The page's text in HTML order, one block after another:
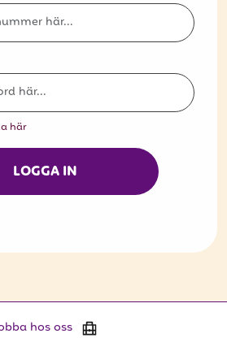
här
LOGGA IN
hos oss